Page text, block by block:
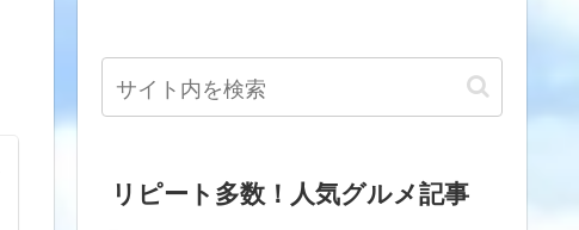
リピート多数！人気グルメ記事